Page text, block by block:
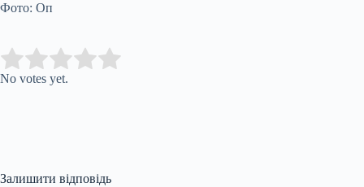
Фото: Оп
Rate this item:
No votes yet.
Залишити відповідь